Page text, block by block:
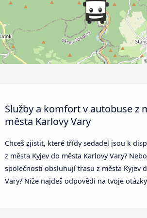
Služby a komfort v autobuse z
města Karlovy Vary
Chceš zjistit, které třídy sedadel jsou k
z města Kyjev do města Karlovy Vary?
společnosti obsluhují trasu z města Kyjev
Vary? Níže najdeš odpovědi na tvoje